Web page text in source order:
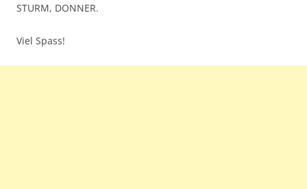
STURM, DONNER.
Viel Spass!